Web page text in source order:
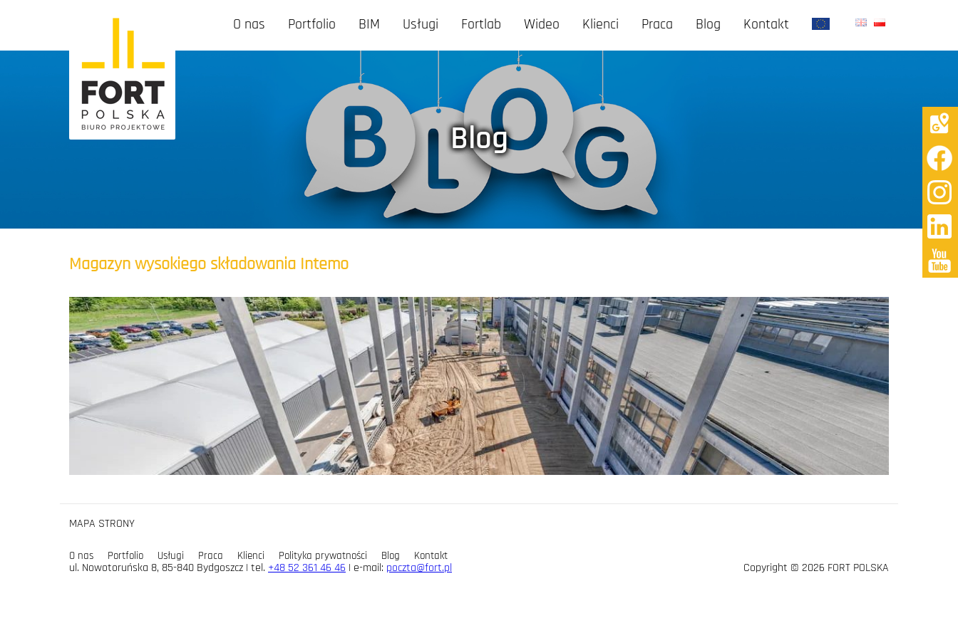
O nas Portfolio BIM Usługi Fortlab Wideo Klienci Praca Blog Kontakt
Blog
Magazyn wysokiego składowania Intemo
MAPA STRONY
O nas Portfolio Usługi Praca Klienci Polityka prywatności Blog
Kontakt
ul. Nowotoruńska 8, 85-840 Bydgoszcz | tel. +48 52 361 46 46 | e-mail: poczta@fort.pl Copyright © 2026 FORT POLSKA